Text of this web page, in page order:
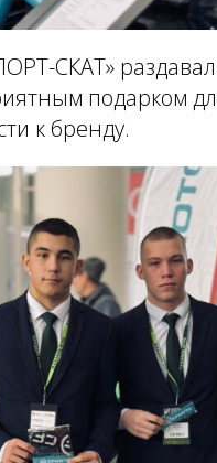
СКАТ»
подарком
к бренду.